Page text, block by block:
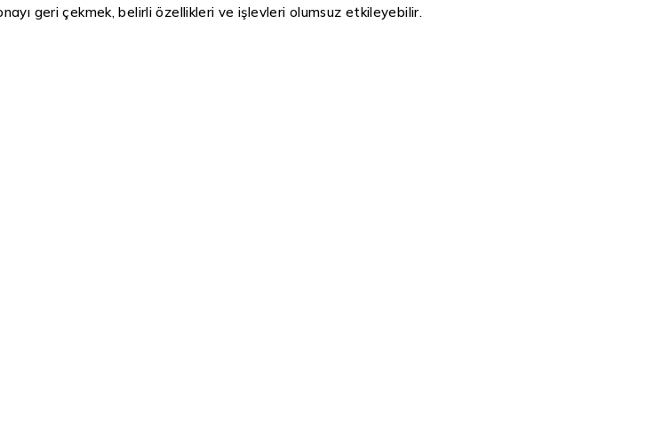
geri çekmek, belirli özellikleri ve işlevleri olumsuz etkileyebilir.